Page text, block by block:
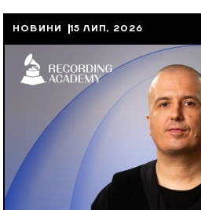
НОВИНИ 15 ЛИП, 2026